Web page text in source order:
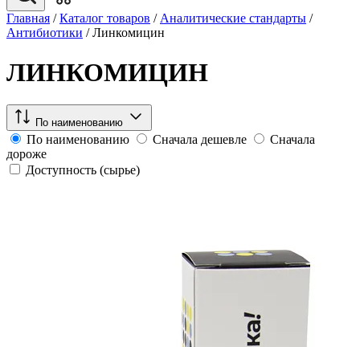
Главная / Каталог товаров / Аналитические стандарты /
Антибиотики / Линкомицин
ЛИНКОМИЦИН
По наименованию
По наименованию Сначала дешевле
Сначала
дороже
Доступность (сырье)